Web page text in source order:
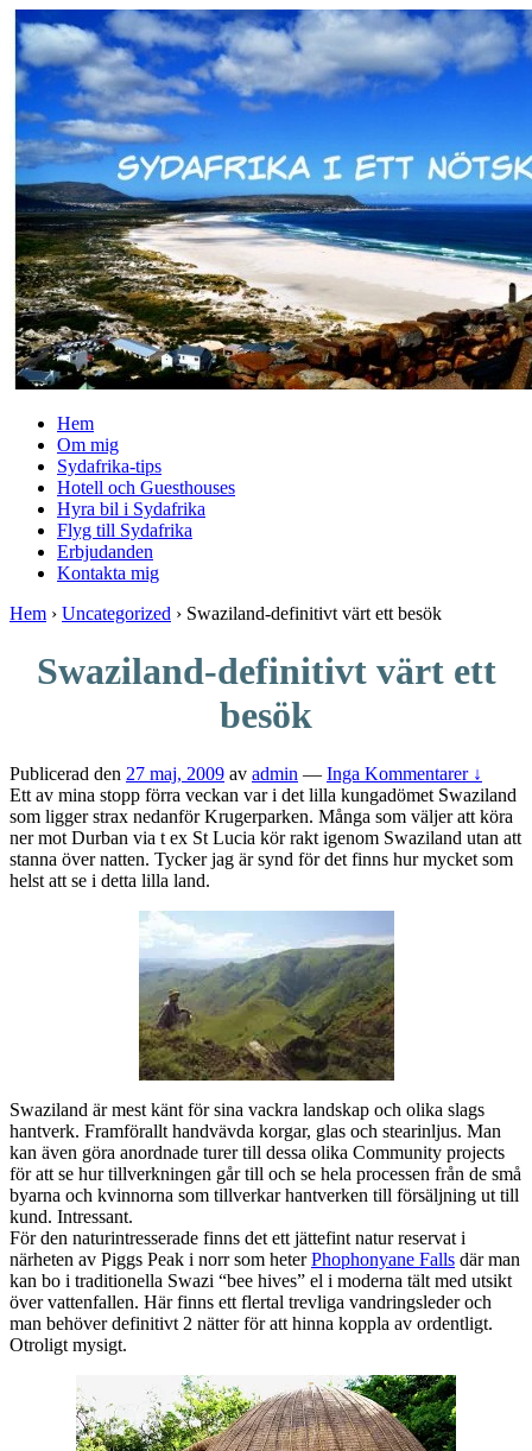
Skip
to
Main
Content
Hem
Om mig
Sydafrika-tips
Hotell och Guesthouses
Hyra bil i Sydafrika
Flyg till Sydafrika
Erbjudanden
Kontakta mig
Hem › Uncategorized › Swaziland-definitivt värt ett besök
Swaziland-definitivt värt ett
besök
Publicerad den 27 maj, 2009 av admin — Inga Kommentarer ↓
Ett av mina stopp förra veckan var i det lilla kungadömet Swaziland
som ligger strax nedanför Krugerparken. Många som väljer att köra
ner mot Durban via t ex St Lucia kör rakt igenom Swaziland utan att
stanna över natten. Tycker jag är synd för det finns hur mycket som
helst att se i detta lilla land.
Swaziland är mest känt för sina vackra landskap och olika slags
hantverk. Framförallt handvävda korgar, glas och stearinljus. Man
kan även göra anordnade turer till dessa olika Community projects
för att se hur tillverkningen går till och se hela processen från de små
byarna och kvinnorna som tillverkar hantverken till försäljning ut till
kund. Intressant.
För den naturintresserade finns det ett jättefint natur reservat i
närheten av Piggs Peak i norr som heterPhophonyane Falls där man
kan bo i traditionella Swazi “bee hives” el i moderna tält med utsikt
över vattenfallen. Här finns ett flertal trevliga vandringsleder och
man behöver definitivt 2 nätter för att hinna koppla av ordentligt.
Otroligt mysigt.